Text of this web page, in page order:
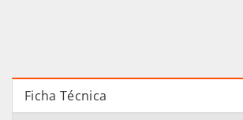
Ficha Técnica